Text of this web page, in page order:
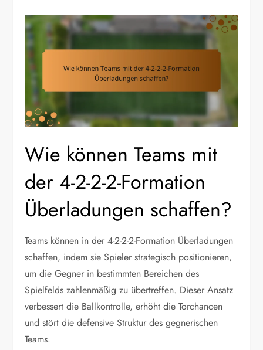
Wie können Teams mit
der 4-2-2-2-Formation
Überladungen schaffen?
Teams können in der 4-2-2-2-Formation Überladungen
schaffen, indem sie Spieler strategisch positionieren,
um die Gegner in bestimmten Bereichen des
Spielfelds zahlenmäßig zu übertreffen. Dieser Ansatz
verbessert die Ballkontrolle, erhöht die Torchancen
und stört die defensive Struktur des gegnerischen
Teams.